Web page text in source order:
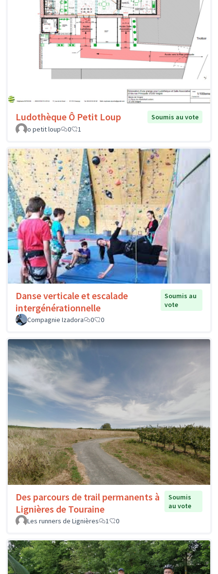
Ludothèque Ô Petit Loup
Soumis au vote
o petit loup
0 1
Danse verticale et escalade
intergénérationnelle
Soumis au
vote
Compagnie Izadora
0 0
Des parcours de trail permanents à
Lignières de Touraine
Soumis
au vote
Les runners de Lignières
1 0